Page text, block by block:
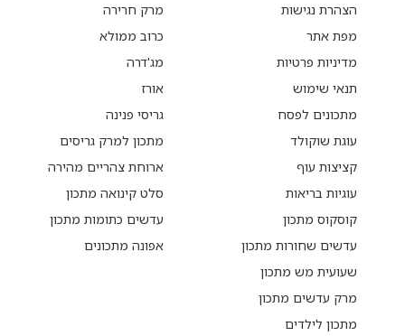
הצהרת נגישות
מפת אתר
מדיניות פרטיות
תנאי שימוש
מתכונים לפסח
עוגת שוקולד
קציצות עוף
עוגיות בריאות
קוסקוס מתכון
עדשים שחורות מתכון
שעועית מש מתכון
מרק עדשים מתכון
מתכון לילדים
מרק חרירה
כרוב ממולא
מג'דרה
אורז
גריסי פנינה
מתכון למרק גריסים
ארוחת צהריים מהירה
סלט קינואה מתכון
עדשים כתומות מתכון
אפונה מתכונים